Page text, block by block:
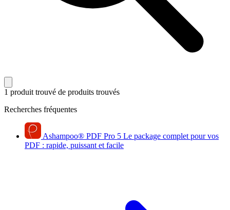
1 produit trouvé de produits trouvés
Recherches fréquentes
Ashampoo® PDF Pro 5 Le package complet pour vos
PDF : rapide, puissant et facile